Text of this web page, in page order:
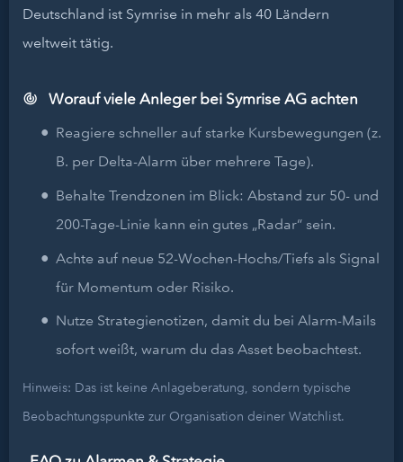
Deutschland ist Symrise in mehr als 40 Ländern
weltweit tätig.
Worauf viele Anleger bei Symrise AG achten
Reagiere schneller auf starke Kursbewegungen (z.
B. per Delta-Alarm über mehrere Tage).
Behalte Trendzonen im Blick: Abstand zur 50- und
200-Tage-Linie kann ein gutes „Radar“ sein.
Achte auf neue 52-Wochen-Hochs/Tiefs als Signal
für Momentum oder Risiko.
Nutze Strategienotizen, damit du bei Alarm-Mails
sofort weißt, warum du das Asset beobachtest.
Hinweis: Das ist keine Anlageberatung, sondern typische
Beobachtungspunkte zur Organisation deiner Watchlist.